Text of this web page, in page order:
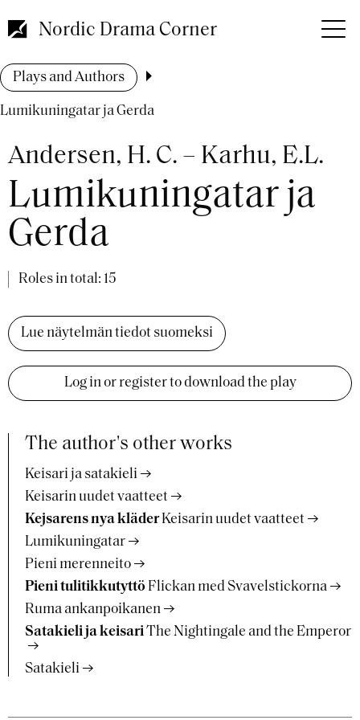
to
main
Nordic Drama Corner
Breadcrumb
Plays and Authors
Lumikuningatar ja Gerda
Andersen, H. C. – Karhu, E.L.
Lumikuningatar ja
Gerda
Roles in total: 15
Lue näytelmän tiedot suomeksi
Log in or register to download the play
The author's other works
Keisari ja satakieli
Keisarin uudet vaatteet
Kejsarens nya kläder Keisarin uudet vaatteet
Lumikuningatar
Pieni merenneito
Pieni tulitikkutyttö Flickan med Svavelstickorna
Ruma ankanpoikanen
Satakieli ja keisariThe Nightingale and the Emperor
Satakieli